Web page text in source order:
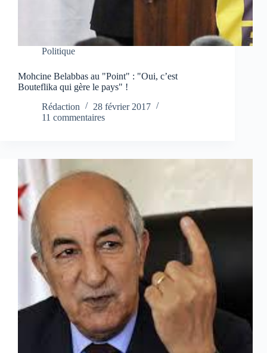
Politique
Mohcine Belabbas au "Point" : "Oui, c’est
Bouteflika qui gère le pays" !
Rédaction
28 février 2017
11 commentaires